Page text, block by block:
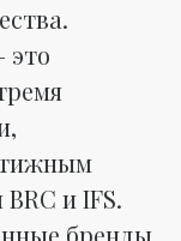
это
и IFS.
бренды